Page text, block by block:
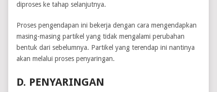
diproses ke tahap selanjutnya.
Proses pengendapan ini bekerja dengan cara mengendapkan
masing-masing partikel yang tidak mengalami perubahan
bentuk dari sebelumnya. Partikel yang terendap ini nantinya
akan melalui proses penyaringan.
D. PENYARINGAN